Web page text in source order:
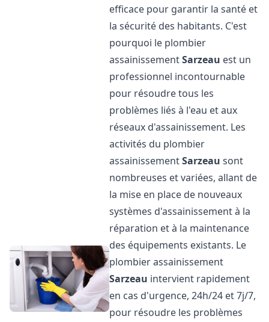
efficace pour garantir la santé et
la sécurité des habitants. C'est
pourquoi le plombier
assainissementSarzeau est un
professionnel incontournable
pour résoudre tous les
problèmes liés à l'eau et aux
réseaux d'assainissement. Les
activités du plombier
assainissementSarzeau sont
nombreuses et variées, allant de
la mise en place de nouveaux
systèmes d'assainissement à la
réparation et à la maintenance
des équipements existants. Le
plombier assainissement
Sarzeau intervient rapidement
en cas d'urgence, 24h/24 et 7j/7,
pour résoudre les problèmes